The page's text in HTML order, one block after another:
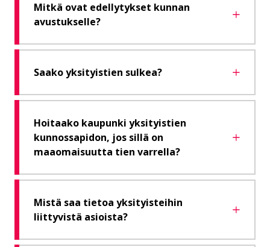
Mitkä ovat edellytykset kunnan
avustukselle?
Saako yksityistien sulkea?
Hoitaako kaupunki yksityistien
kunnossapidon, jos sillä on
maaomaisuutta tien varrella?
Mistä saa tietoa yksityisteihin
liittyvistä asioista?